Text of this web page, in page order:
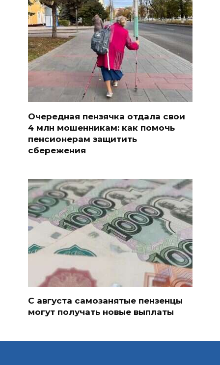
Очередная пензячка отдала свои
4 млн мошенникам: как помочь
пенсионерам защитить
сбережения
С августа самозанятые пензенцы
могут получать новые выплаты